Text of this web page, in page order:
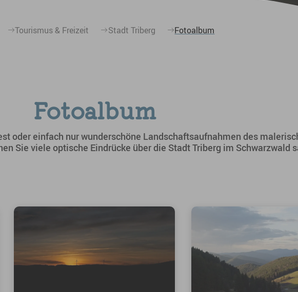
Tourismus & Freizeit Stadt Triberg Fotoalbum
Fotoalbum
oder einfach nur wunderschöne Landschaftsaufnahmen des
Sie viele optische Eindrücke über die Stadt Triberg im Schwarzwald